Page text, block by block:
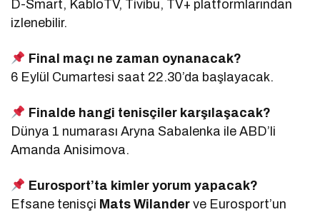
D-Smart, KabloTV, Tivibu, TV+ platformlarından
izlenebilir.
Final maçı ne zaman oynanacak?
6 Eylül Cumartesi saat 22.30’da başlayacak.
Finalde hangi tenisçiler karşılaşacak?
Dünya 1 numarası Aryna Sabalenka ile ABD’li
Amanda Anisimova.
Eurosport’ta kimler yorum yapacak?
Efsane tenisçi Mats Wilander ve Eurosport’un